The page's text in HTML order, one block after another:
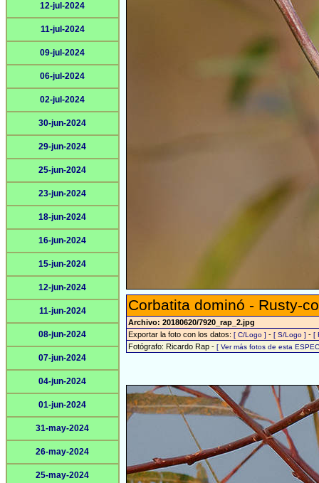
12-jul-2024
11-jul-2024
09-jul-2024
06-jul-2024
02-jul-2024
30-jun-2024
29-jun-2024
25-jun-2024
23-jun-2024
18-jun-2024
16-jun-2024
15-jun-2024
12-jun-2024
11-jun-2024
08-jun-2024
07-jun-2024
04-jun-2024
01-jun-2024
31-may-2024
26-may-2024
25-may-2024
Corbatita dominó - Rusty-
Archivo: 20180620/7920_rap_2.jpg
Exportar la foto con los datos: [ C/Logo ] - [ S/Logo ] - [
Fotógrafo: Ricardo Rap - [ Ver más fotos de esta